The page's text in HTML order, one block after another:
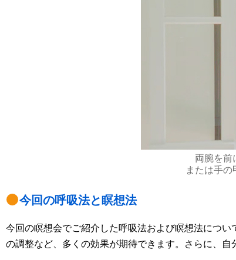
両腕を前
または手の
今回の呼吸法と瞑想法
今回の瞑想会でご紹介した呼吸法および瞑想法につ
の調整など、多くの効果が期待できます。さらに、